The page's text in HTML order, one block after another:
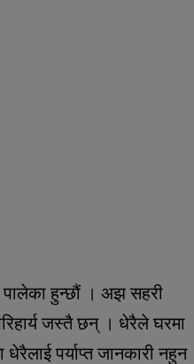
पालेका हुन्छौं । अझ सहरी
जस्तै छन् । धेरैले घरमा
धेरैलाई पर्याप्त जानकारी नहुन